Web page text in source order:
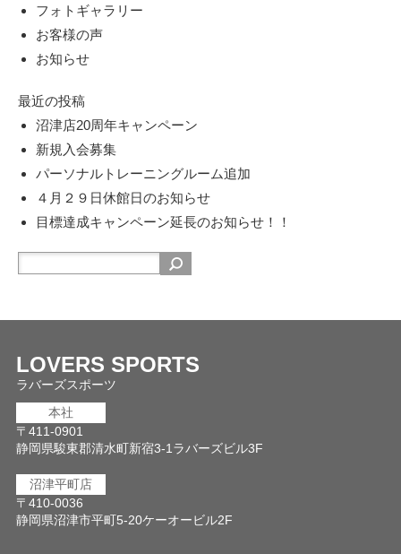
フォトギャラリー
お客様の声
お知らせ
最近の投稿
沼津店20周年キャンペーン
新規入会募集
パーソナルトレーニングルーム追加
４月２９日休館日のお知らせ
目標達成キャンペーン延長のお知らせ！！
LOVERS SPORTS
ラバーズスポーツ
本社
〒411-0901
静岡県駿東郡清水町新宿3-1ラバーズビル3F
沼津平町店
〒410-0036
静岡県沼津市平町5-20ケーオービル2F